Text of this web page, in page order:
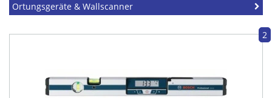
Ortungsgeräte & Wallscanner
2